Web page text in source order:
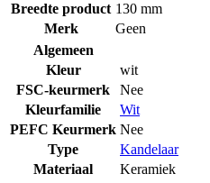
Breedte product 130 mm
Merk
Geen
Algemeen
Kleur
wit
FSC-keurmerk
Nee
Kleurfamilie
Wit
PEFC Keurmerk Nee
Type
Kandelaar
Materiaal
Keramiek